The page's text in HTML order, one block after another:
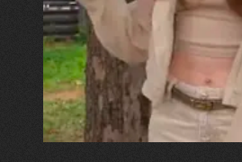
"Хвиля була, як
прозора і
встигла